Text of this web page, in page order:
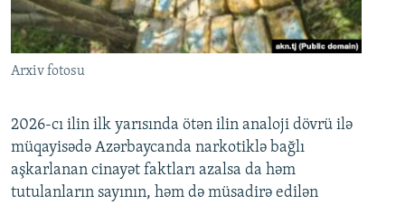
Arxiv fotosu
2026-cı ilin ilk yarısında ötən ilin analoji dövrü ilə
müqayisədə Azərbaycanda narkotiklə bağlı
aşkarlanan cinayət faktları azalsa da həm
tutulanların sayının, həm də müsadirə edilən